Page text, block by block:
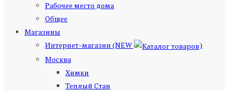
Рабочее место дома
Общее
Магазины
Интернет-магазин (NEW
)
Москва
Химки
Теплый Стан